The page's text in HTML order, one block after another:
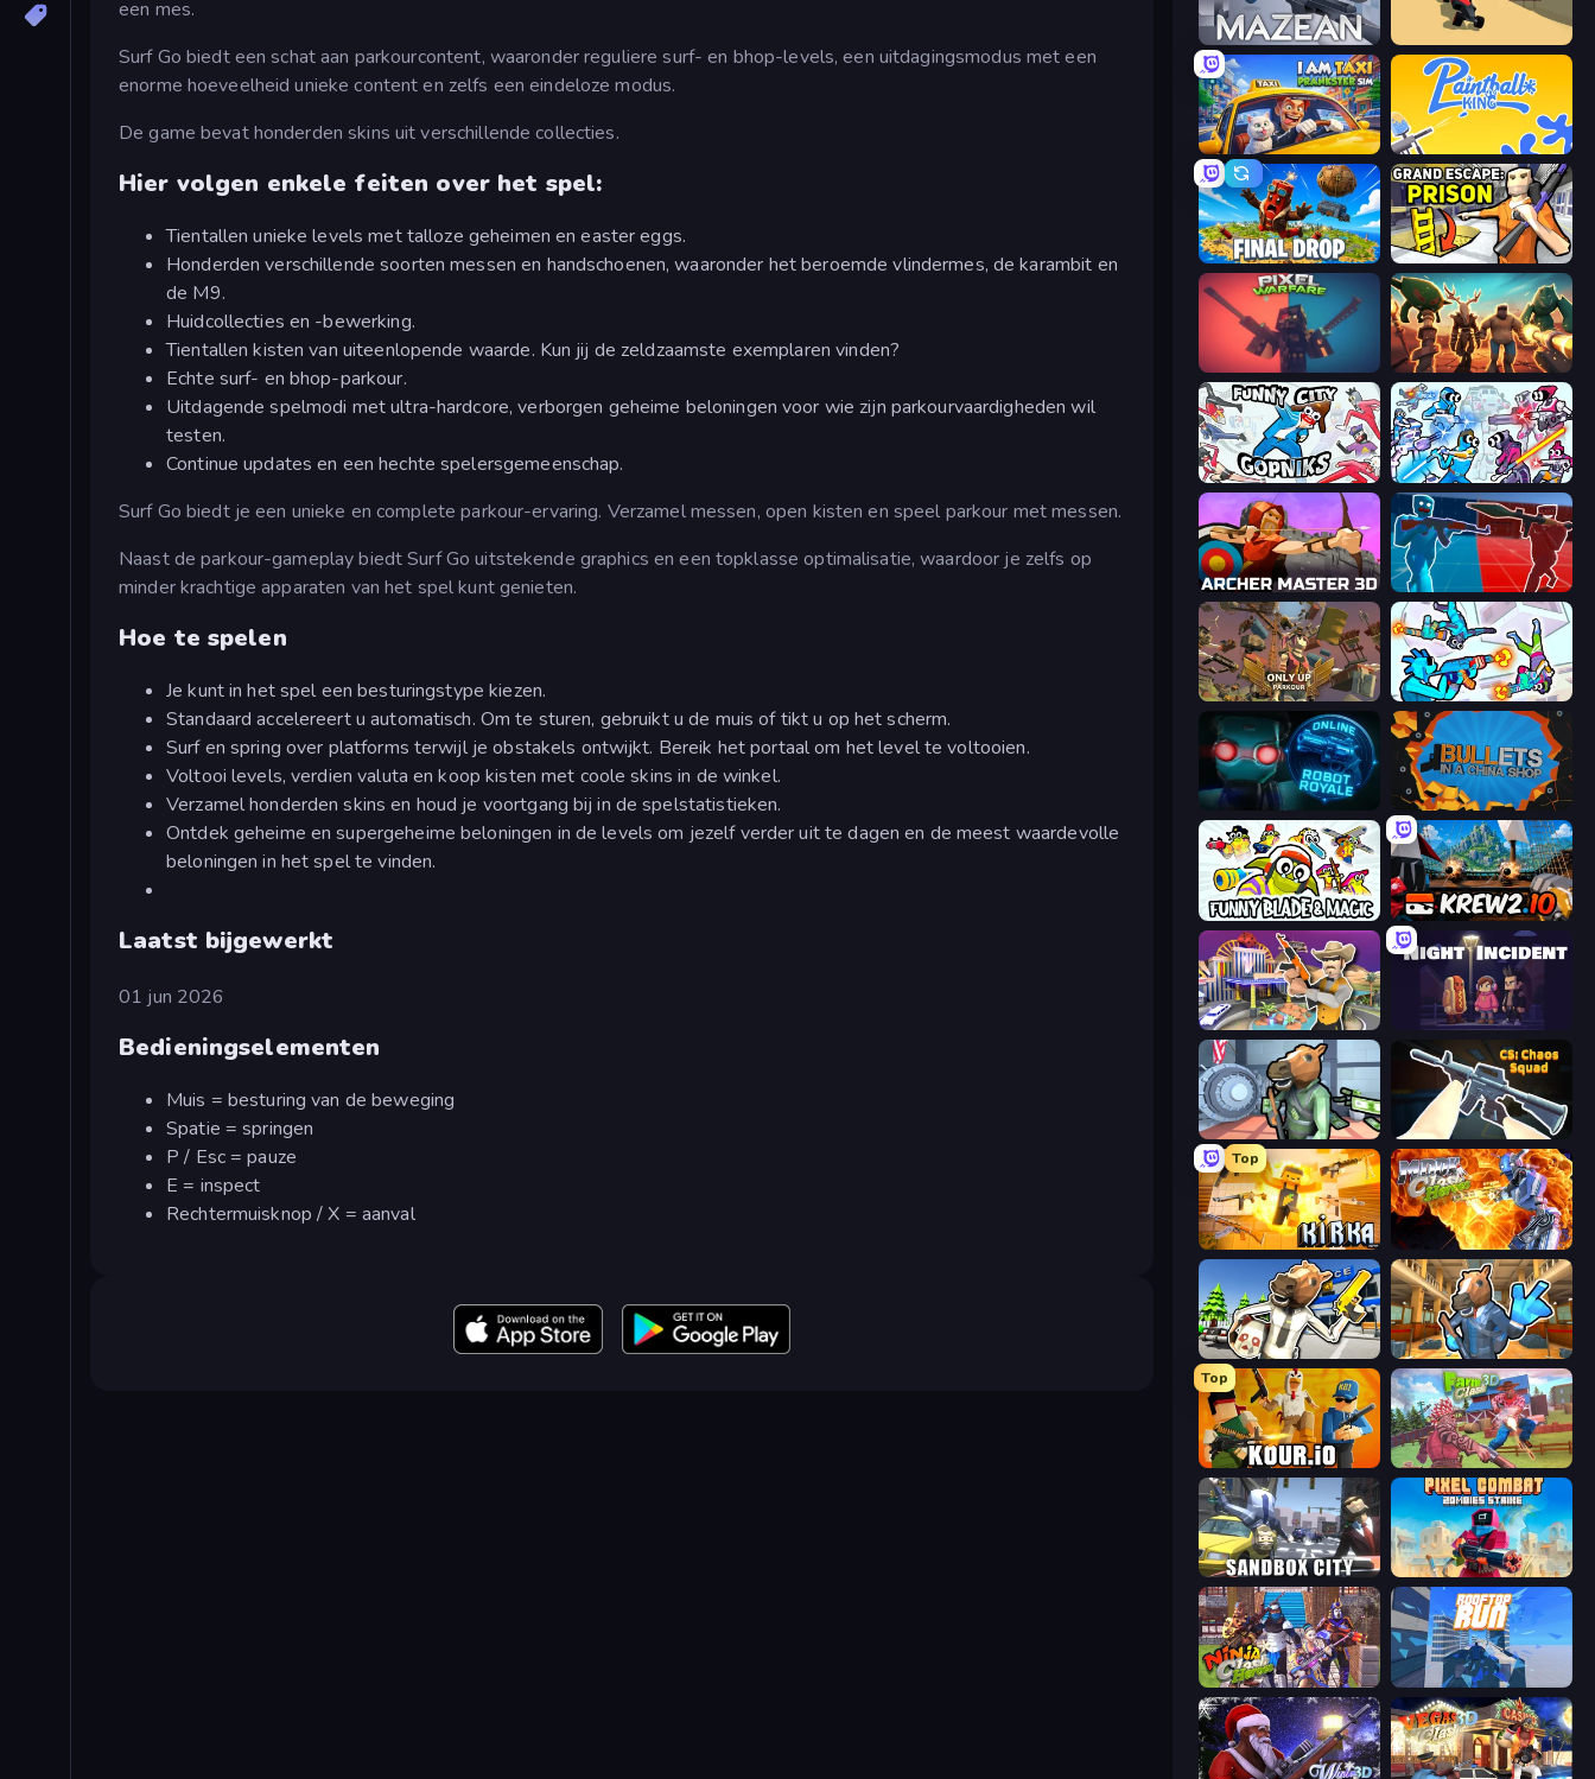
een mes.
Surf Go biedt een schat aan parkourcontent, waaronder reguliere surf- en bhop-levels, een uitdagingsmodus met een
enorme hoeveelheid unieke content en zelfs een eindeloze modus.
De game bevat honderden skins uit verschillende collecties.
Hier volgen enkele feiten over het spel:
Tientallen unieke levels met talloze geheimen en easter eggs.
Honderden verschillende soorten messen en handschoenen, waaronder het beroemde vlindermes, de karambit en
de M9.
Huidcollecties en -bewerking.
Tientallen kisten van uiteenlopende waarde. Kun jij de zeldzaamste exemplaren vinden?
Echte surf- en bhop-parkour.
Uitdagende spelmodi met ultra-hardcore, verborgen geheime beloningen voor wie zijn parkourvaardigheden wil
testen.
Continue updates en een hechte spelersgemeenschap.
Surf Go biedt je een unieke en complete parkour-ervaring. Verzamel messen, open kisten en speel parkour met messen.
Naast de parkour-gameplay biedt Surf Go uitstekende graphics en een topklasse optimalisatie, waardoor je zelfs op
minder krachtige apparaten van het spel kunt genieten.
Hoe te spelen
Je kunt in het spel een besturingstype kiezen.
Standaard accelereert u automatisch. Om te sturen, gebruikt u de muis of tikt u op het scherm.
Surf en spring over platforms terwijl je obstakels ontwijkt. Bereik het portaal om het level te voltooien.
Voltooi levels, verdien valuta en koop kisten met coole skins in de winkel.
Verzamel honderden skins en houd je voortgang bij in de spelstatistieken.
Ontdek geheime en supergeheime beloningen in de levels om jezelf verder uit te dagen en de meest waardevolle
beloningen in het spel te vinden.
Laatst bijgewerkt
01 jun 2026
Bedieningselementen
Muis = besturing van de beweging
Spatie = springen
P / Esc = pauze
E = inspect
Rechtermuisknop / X = aanval
Mazean
I Am Taxi Prankster Sim Paintball King
Final Drop Grand Escape: Prison
Pixel Warfare Horde Crusher
Funny City: Gopniks Space Wars Battleground
Archer Master 3D: Castle Defense Battle of the Soldiers: Red vs Blue
Only Up: Parkour Gravity Arena Shooter
Online Robot Royale BULLets in a China Shop
Funny Blade & Magic Krew.io
Casino Robbery Night Incident
Bank Robbery CS: Chaos Squad
Top
Kirka.io Moon Clash Heroes
Bank Robbery: Escape Bank Robbery 2
Top
Kour.io Farm Clash 3D
Sandbox City Pixel Combat: Zombies Strike
Ninja Clash Heroes Rooftop Run